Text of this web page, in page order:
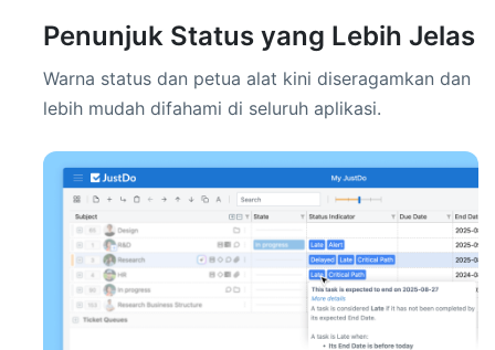
Penunjuk Status yang Lebih Jelas
Warna status dan petua alat kini diseragamkan dan
lebih mudah difahami di seluruh aplikasi.